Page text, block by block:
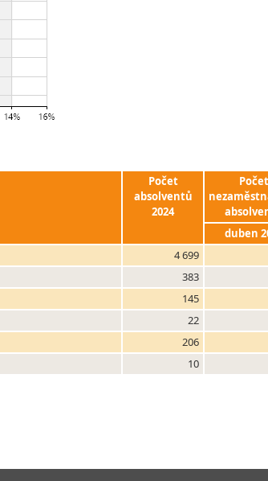
Počet
absolventů
2024
Počet
duben
4 699
383
145
22
206
10